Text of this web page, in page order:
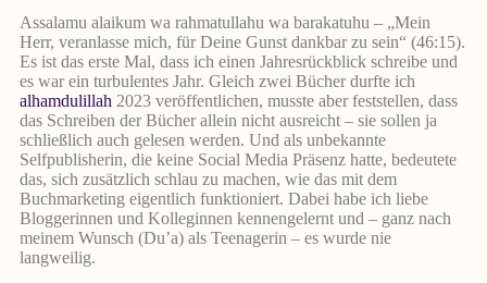
Assalamu alaikum wa rahmatullahu wa barakatuhu – „Mein
Herr, veranlasse mich, für Deine Gunst dankbar zu sein“ (46:15).
Es ist das erste Mal, dass ich einen Jahresrückblick schreibe und
es war ein turbulentes Jahr. Gleich zwei Bücher durfte ich
alhamdulillah 2023 veröffentlichen, musste aber feststellen, dass
das Schreiben der Bücher allein nicht ausreicht – sie sollen ja
schließlich auch gelesen werden. Und als unbekannte
Selfpublisherin, die keine Social Media Präsenz hatte, bedeutete
das, sich zusätzlich schlau zu machen, wie das mit dem
Buchmarketing eigentlich funktioniert. Dabei habe ich liebe
Bloggerinnen und Kolleginnen kennengelernt und – ganz nach
meinem Wunsch (Du’a) als Teenagerin – es wurde nie
langweilig.